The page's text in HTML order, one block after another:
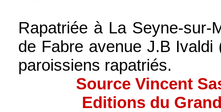
Rapatriée à La Seyne-
de Fabre avenue J.B
paroissiens rapatriés.
Source Vincent
Editions du